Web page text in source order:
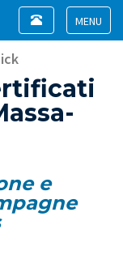
Toggle
Toggle
navigation
e